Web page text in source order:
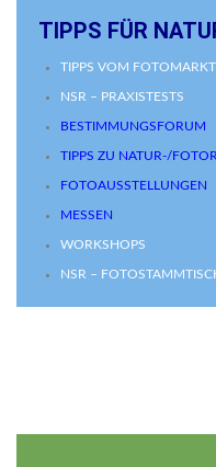
TIPPS FÜR
TIPPS VOM FOTOMARKT
NSR – PRAXISTESTS
BESTIMMUNGSFORUM
TIPPS ZU NATUR-/
FOTOAUSSTELLUNGEN
MESSEN
WORKSHOPS
NSR –